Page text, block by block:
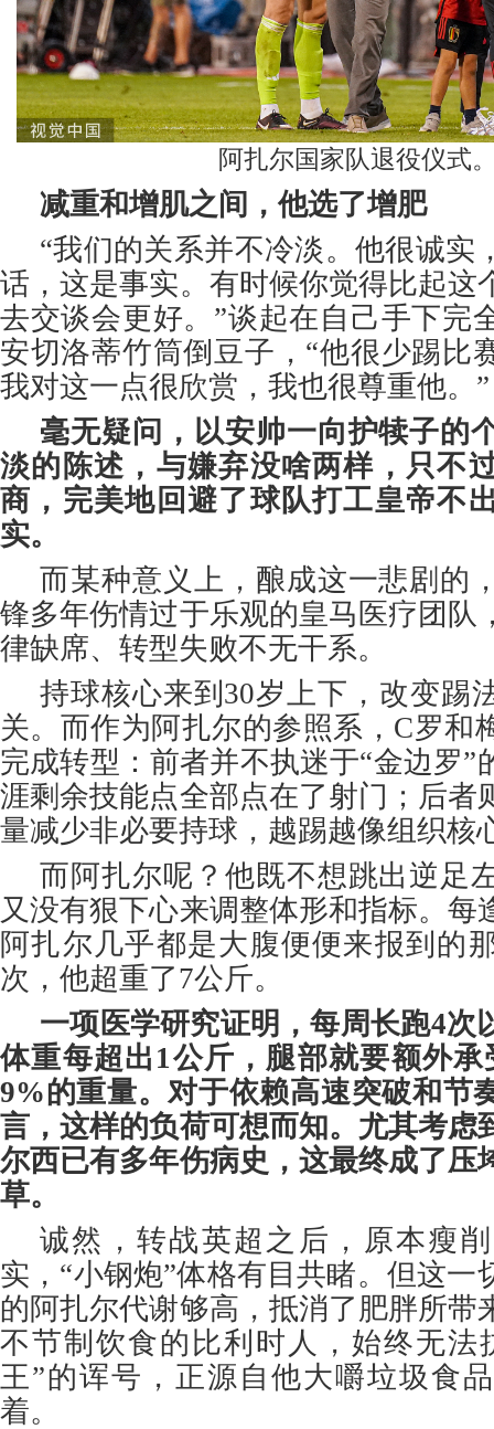
阿扎尔国家队退役仪式
减重和增肌之间，他选了增肥
“我们的关系并不冷淡。他很诚实
话，这是事实。有时候你觉得比起这
去交谈会更好。”谈起在自己手下完
安切洛蒂竹筒倒豆子，“他很少踢比
我对这一点很欣赏，我也很尊重他。”
毫无疑问，以安帅一向护犊子的
淡的陈述，与嫌弃没啥两样，只不
商，完美地回避了球队打工皇帝不
实。
而某种意义上，酿成这一悲剧的
锋多年伤情过于乐观的皇马医疗团队
律缺席、转型失败不无干系。
持球核心来到30岁上下，改变踢
关。而作为阿扎尔的参照系，C罗和
完成转型：前者并不执迷于“金边罗”
涯剩余技能点全部点在了射门；后者
量减少非必要持球，越踢越像组织核
而阿扎尔呢？他既不想跳出逆足
又没有狠下心来调整体形和指标。每
阿扎尔几乎都是大腹便便来报到的
次，他超重了7公斤。
一项医学研究证明，每周长跑4次
体重每超出1公斤，腿部就要额外
9%的重量。对于依赖高速突破和节
言，这样的负荷可想而知。尤其考虑
尔西已有多年伤病史，这最终成了压
草。
诚然，转战英超之后，原本瘦
实，“小钢炮”体格有目共睹。但这一
的阿扎尔代谢够高，抵消了肥胖所带
不节制饮食的比利时人，始终无法
王”的诨号，正源自他大嚼垃圾食
着。